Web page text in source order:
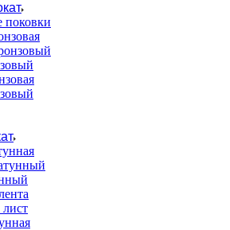
поковки